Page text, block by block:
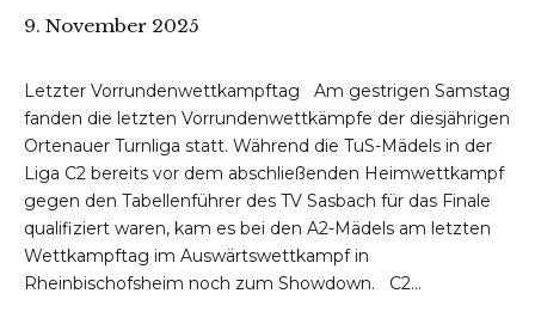
9. November 2025
Letzter Vorrundenwettkampftag Am gestrigen Samstag
fanden die letzten Vorrundenwettkämpfe der diesjährigen
Ortenauer Turnliga statt. Während die TuS-Mädels in der
Liga C2 bereits vor dem abschließenden Heimwettkampf
gegen den Tabellenführer des TV Sasbach für das Finale
qualifiziert waren, kam es bei den A2-Mädels am letzten
Wettkampftag im Auswärtswettkampf in
Rheinbischofsheim noch zum Showdown. C2...